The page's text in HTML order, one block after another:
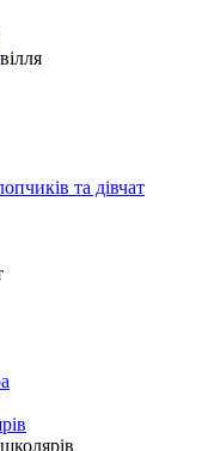
та дівчат